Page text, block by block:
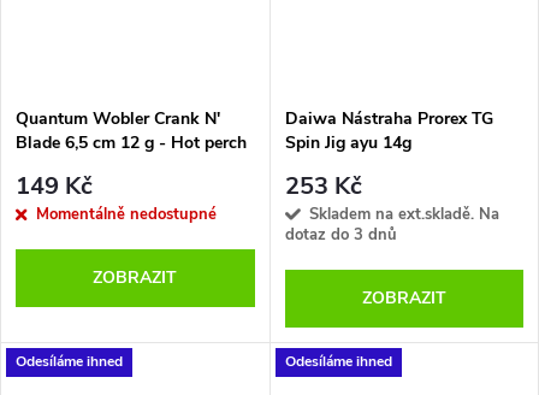
Quantum Wobler Crank N'
Blade 6,5 cm 12 g - Hot perch
149 Kč
Momentálně nedostupné
ZOBRAZIT
Daiwa Nástraha Prorex TG
Spin Jig ayu 14g
253 Kč
Skladem na ext.skladě. Na
dotaz do 3 dnů
ZOBRAZIT
Odesíláme ihned Odesíláme ihned